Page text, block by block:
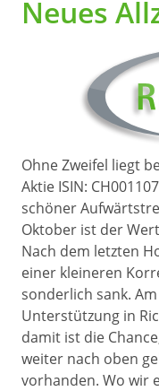
Neues
Ohne Zweifel liegt
Aktie ISIN:
schöner
Oktober ist der
Nach dem letzten
einer kleineren
sonderlich sank.
Unterstützung in
damit ist die
weiter nach oben
vorhanden. Wo wir